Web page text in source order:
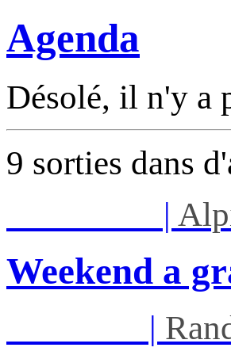
Agenda
Désolé, il n'y a
9 sorties dans
|
Weekend a
|